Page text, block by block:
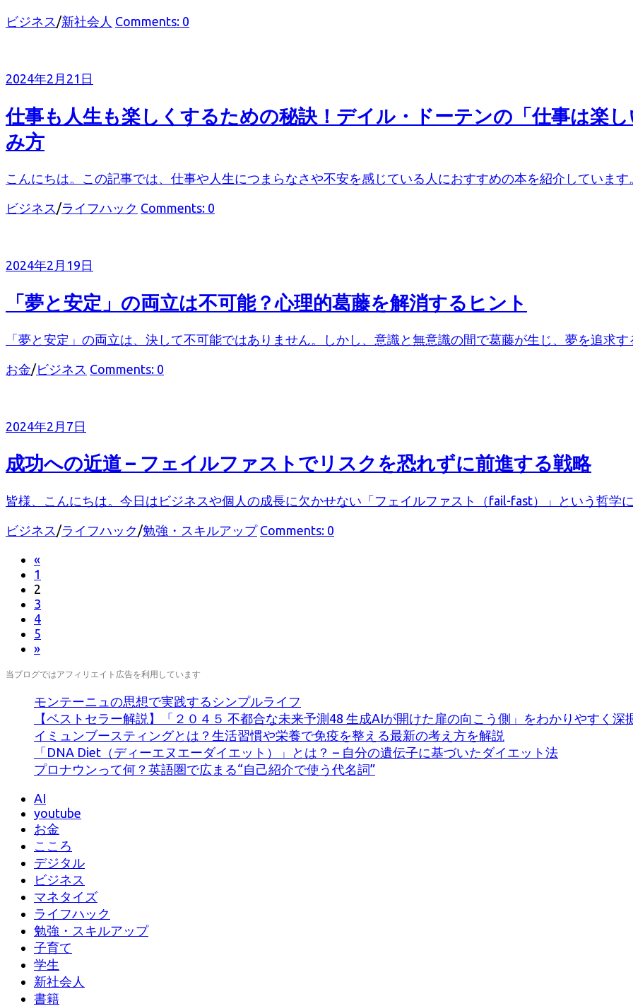
カ
リ
ー
ビジネス /新社会人 Comments: 0
2024年2月21日
仕事も人生も楽しくするための秘訣！デイル・ドーテンの「仕事は楽
み方
こんにちは。この記事では、仕事や人生につまらなさや不安を感じている人におすすめの本を紹介していま
カ
リ
ー
ビジネス /ライフハック Comments: 0
2024年2月19日
「夢と安定」の両立は不可能？心理的葛藤を解消するヒント
「夢と安定」の両立は、決して不可能ではありません。しかし、意識と無意識の間で葛藤が生じ、夢を追求
カ
リ
ー
お金/ビジネス Comments: 0
2024年2月7日
成功への近道 – フェイルファストでリスクを恐れずに前進する戦略
皆様、こんにちは。今日はビジネスや個人の成長に欠かせない「フェイルファスト（fail-fast）」という哲学
カ
ビジネス /ライフハック /勉強・スキルアップ Comments: 0
投
稿
の
ペ
ー
«
1
2
3
4
5
»
当ブログではアフィリエイト広告を利用しています
モンテーニュの思想で実践するシンプルライフ
【ベストセラー解説】「２０４５ 不都合な未来予測48 生成AIが開けた扉の向こう側」をわかりやすく深
イミュンブースティングとは？生活習慣や栄養で免疫を整える最新の考え方を解説
「DNA Diet（ディーエヌエーダイエット）」とは？ – 自分の遺伝子に基づいたダイエット法
プロナウンって何？英語圏で広まる“自己紹介で使う代名詞”
AI
youtube
お金
こころ
デジタル
ビジネス
マネタイズ
ライフハック
勉強・スキルアップ
子育て
学生
新社会人
書籍